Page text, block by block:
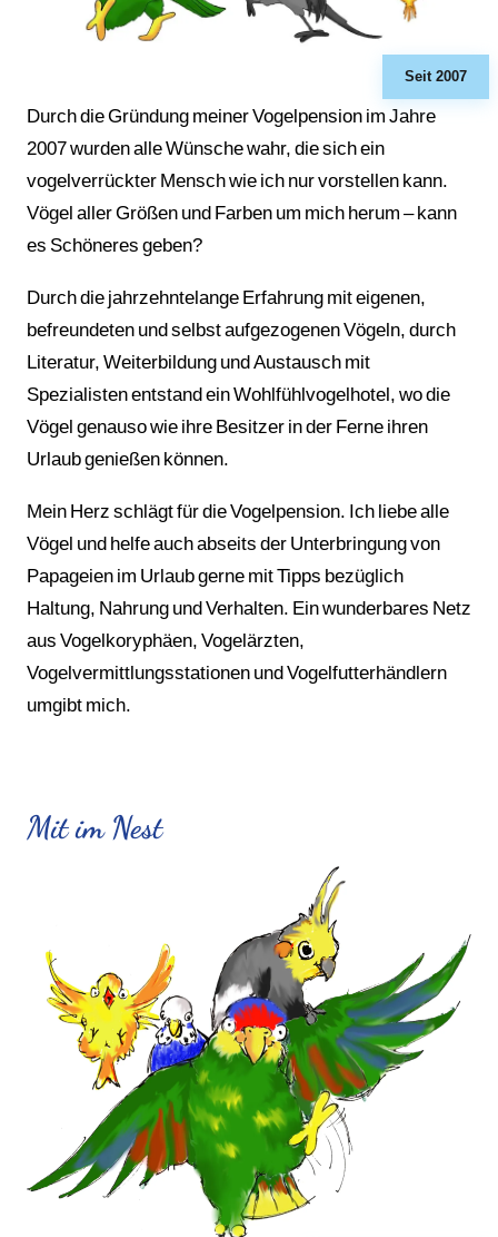
Seit 2007
Durch die Gründung meiner Vogelpension im Jahre
2007 wurden alle Wünsche wahr, die sich ein
vogelverrückter Mensch wie ich nur vorstellen kann.
Vögel aller Größen und Farben um mich herum – kann
es Schöneres geben?
Durch die jahrzehntelange Erfahrung mit eigenen,
befreundeten und selbst aufgezogenen Vögeln, durch
Literatur, Weiterbildung und Austausch mit
Spezialisten entstand ein Wohlfühlvogelhotel, wo die
Vögel genauso wie ihre Besitzer in der Ferne ihren
Urlaub genießen können.
Mein Herz schlägt für die Vogelpension. Ich liebe alle
Vögel und helfe auch abseits der Unterbringung von
Papageien im Urlaub gerne mit Tipps bezüglich
Haltung, Nahrung und Verhalten. Ein wunderbares Netz
aus Vogelkoryphäen, Vogelärzten,
Vogelvermittlungsstationen und Vogelfutterhändlern
umgibt mich.
Mit im Nest